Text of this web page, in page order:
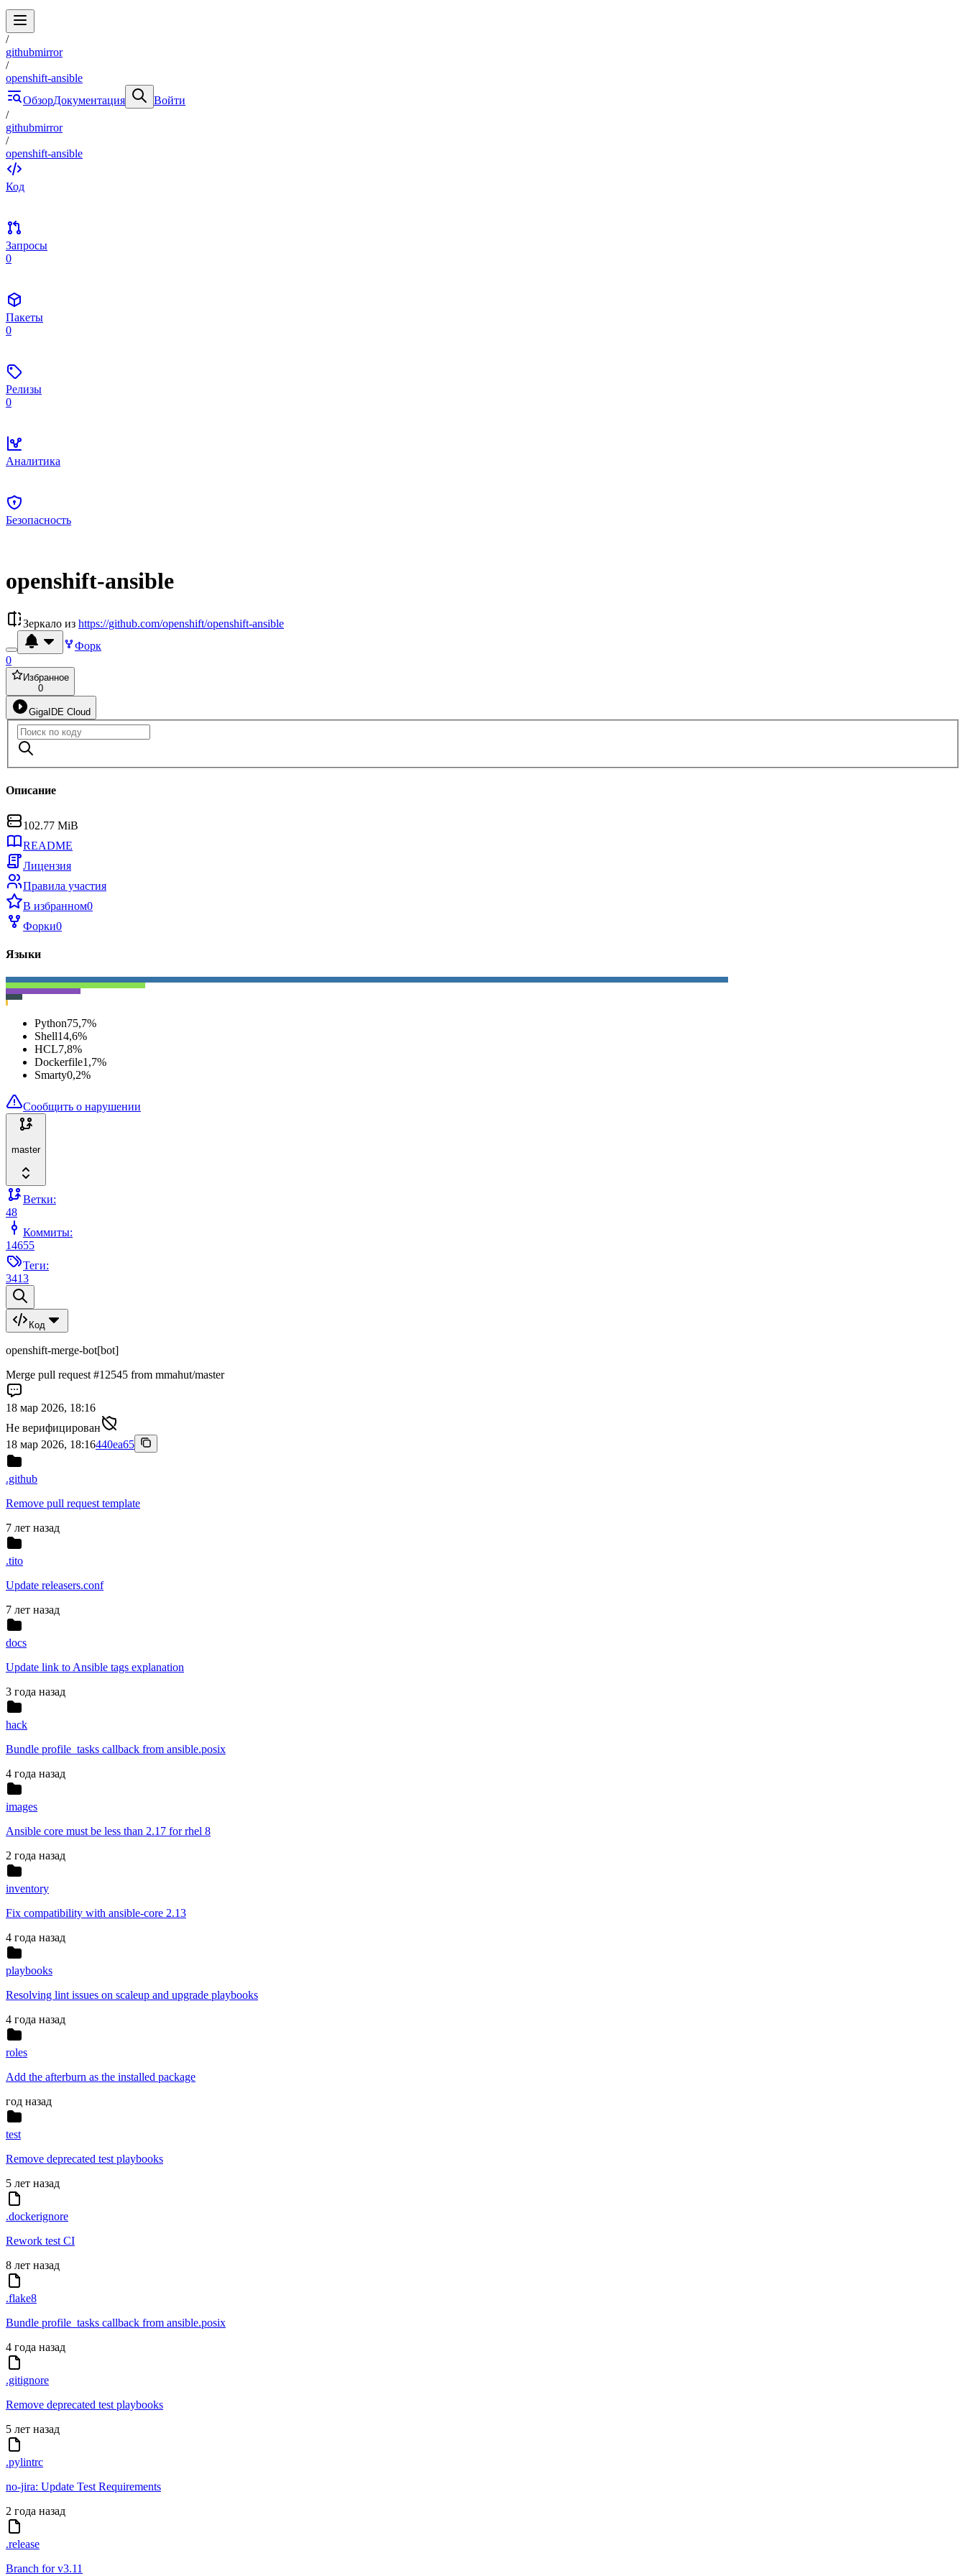
/
githubmirror
/
openshift-ansible
ОбзорДокументация
Войти
/
githubmirror
/
openshift-ansible
Код
Запросы
0
Пакеты
0
Релизы
0
Аналитика
Безопасность
openshift-ansible
Зеркало из https://github.com/openshift/openshift-ansible
Форк
0
Избранное
0
GigaIDE Cloud
Описание
102.77 MiB
README
Лицензия
Правила участия
В избранном0
Форки0
Языки
Python75,7%
Shell14,6%
HCL7,8%
Dockerfile1,7%
Smarty0,2%
Сообщить о нарушении
master
Ветки:
48
Коммиты:
14655
Теги:
3413
Код
openshift-merge-bot[bot]
Merge pull request #12545 from mmahut/master
18 мар 2026, 18:16
Не верифицирован
18 мар 2026, 18:16440ea65
.github
Remove pull request template
7 лет назад
.tito
Update releasers.conf
7 лет назад
docs
Update link to Ansible tags explanation
3 года назад
hack
Bundle profile_tasks callback from ansible.posix
4 года назад
images
Ansible core must be less than 2.17 for rhel 8
2 года назад
inventory
Fix compatibility with ansible-core 2.13
4 года назад
playbooks
Resolving lint issues on scaleup and upgrade playbooks
4 года назад
roles
Add the afterburn as the installed package
год назад
test
Remove deprecated test playbooks
5 лет назад
.dockerignore
Rework test CI
8 лет назад
.flake8
Bundle profile_tasks callback from ansible.posix
4 года назад
.gitignore
Remove deprecated test playbooks
5 лет назад
.pylintrc
no-jira: Update Test Requirements
2 года назад
.release
Branch for v3.11